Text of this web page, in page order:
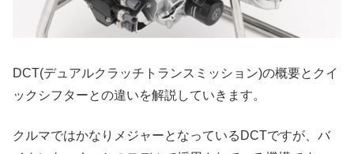
DCT(デュアルクラッチトランスミッション)の概要とクイ
ックシフターとの違いを解説していきます。
クルマではかなりメジャーとなっているDCTですが、バ